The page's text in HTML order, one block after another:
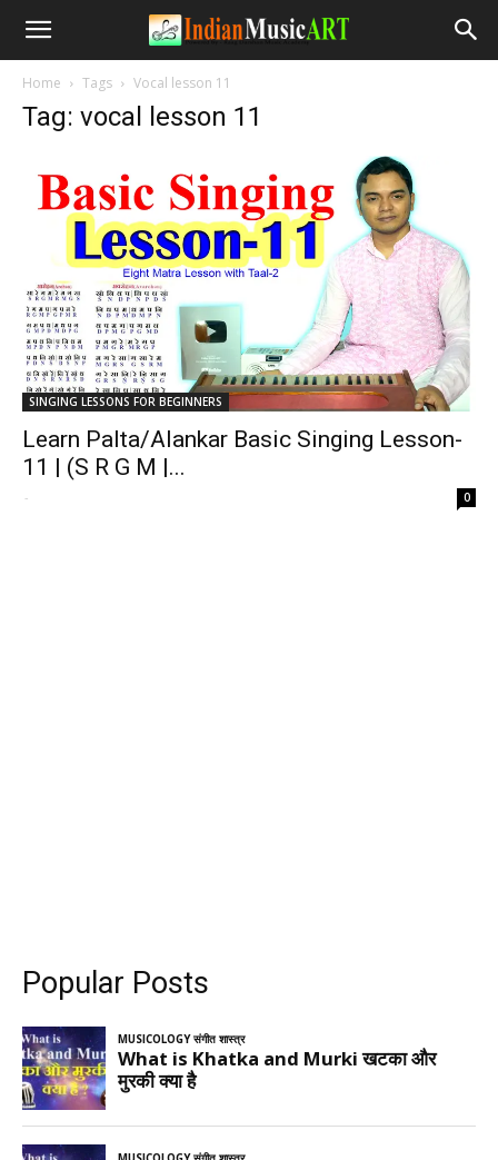
Home Tags Vocal lesson 11
Tag: vocal lesson 11
SINGING LESSONS FOR BEGINNERS
Learn Palta/Alankar Basic Singing Lesson-
11 | (S R G M |...
- 0
Popular Posts